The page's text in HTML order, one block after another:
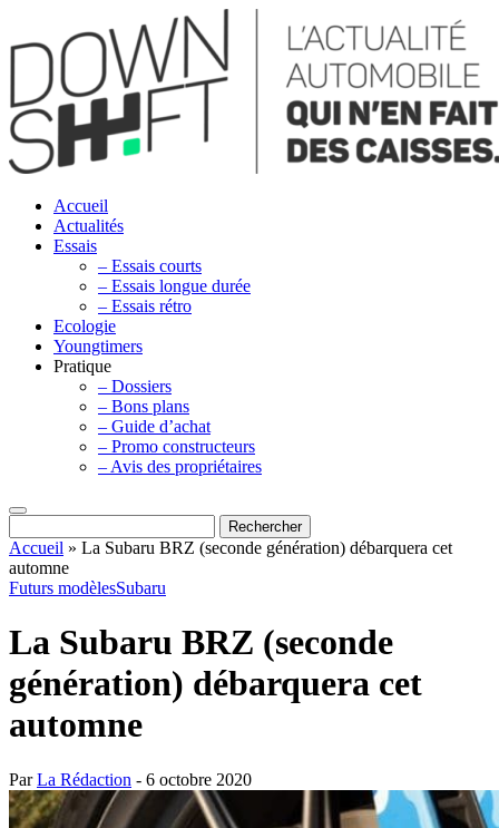
Accueil
Actualités
Essais
– Essais courts
– Essais longue durée
– Essais rétro
Ecologie
Youngtimers
Pratique
– Dossiers
– Bons plans
– Guide d’achat
– Promo constructeurs
– Avis des propriétaires
Accueil » La Subaru BRZ (seconde génération) débarquera cet
automne
Futurs modèlesSubaru
La Subaru BRZ (seconde
génération) débarquera cet
automne
ParLa Rédaction - 6 octobre 2020